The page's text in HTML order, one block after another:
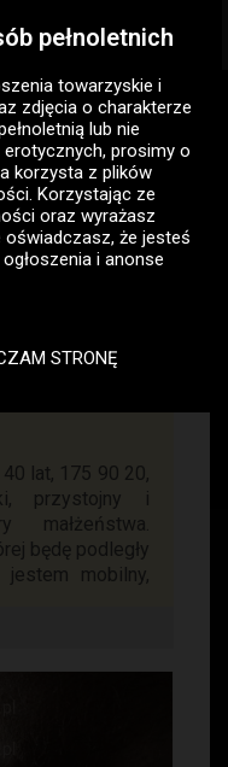
Pan szuka pary
Pan
lat, 175 90 20,
przystojny i
małżeństwa.
będę podległy
mobilny,
pełnoletnich
towarzyskie i
zdjęcia o charakterze
lub nie
prosimy o
korzysta z plików
. Korzystając ze
oraz wyrażasz
oświadczasz, że jesteś
i anonse
STRONĘ